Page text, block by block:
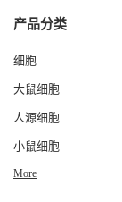
产品分类
细胞
大鼠细胞
人源细胞
小鼠细胞
More